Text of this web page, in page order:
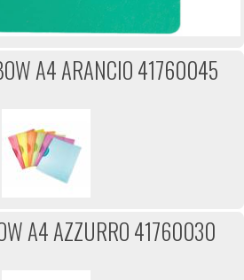
A4 ARANCIO 41760045
A4 AZZURRO 41760030